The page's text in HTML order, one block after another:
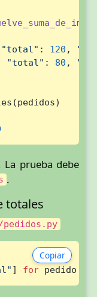
"total" : 120 ,
"total" : 80 ,
La prueba debe
.
totales
Copiar
] for pedido